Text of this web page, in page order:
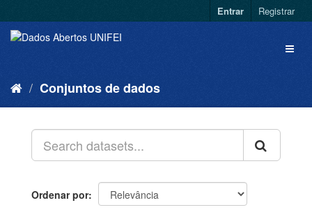
Entrar Registrar
Conjuntos de dados
Ordenar por